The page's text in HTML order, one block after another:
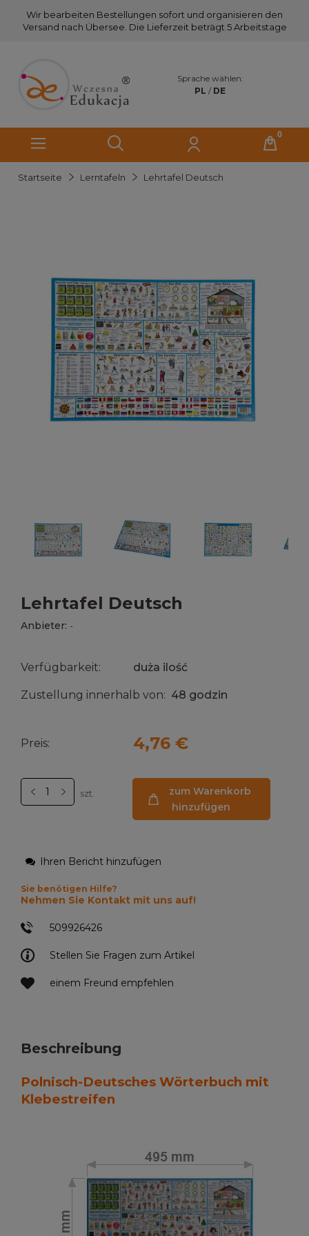
Wir bearbeiten Bestellungen sofort und organisieren den
Versand nach Übersee. Die Lieferzeit beträgt 5 Arbeitstage
Sprache wählen:
PL / DE
Startseite Lerntafeln Lehrtafel Deutsch
Lehrtafel Deutsch
Anbieter: -
Verfügbarkeit: duża ilość
Zustellung innerhalb von: 48 godzin
Preis: 4,76 €
szt.
zum Warenkorb
hinzufügen
Stellen Sie Fragen zum Artikel
einem Freund empfehlen
Sie benötigen Hilfe?
Nehmen Sie Kontakt mit uns auf!
509926426
Ihren Bericht hinzufügen
Beschreibung
Polnisch-Deutsches Wörterbuch mit
Klebestreifen